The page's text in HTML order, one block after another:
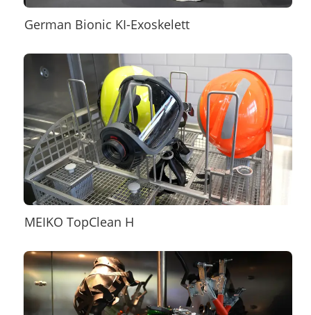
German Bionic KI-Exoskelett
MEIKO TopClean H